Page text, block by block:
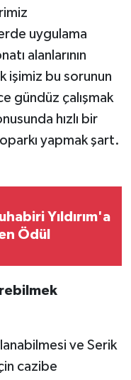
uygulama
alanlarının
işimiz bu sorunun
gündüz çalışmak
hızlı bir
yapmak şart.
Yıldırım'a
Ödül
ve Serik
cazibe